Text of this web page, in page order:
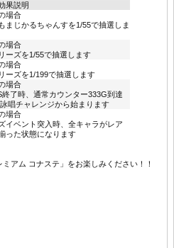
果説明
場合
まじかるちゃんすを1/55で抽選しま
場合
ーズを1/55で抽選します
場合
ーズを1/199で抽選します
場合
終了時、通常カウンター333G到達
唱チャレンジから始まります
場合
イベント突入時、全キャラがレア
った状態になります
アム コナステ」をお楽しみください！！